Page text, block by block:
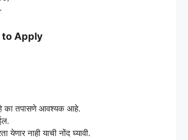
to Apply
आहे का तपासणे आवश्यक आहे.
नाही याची नोंद घ्यावी.